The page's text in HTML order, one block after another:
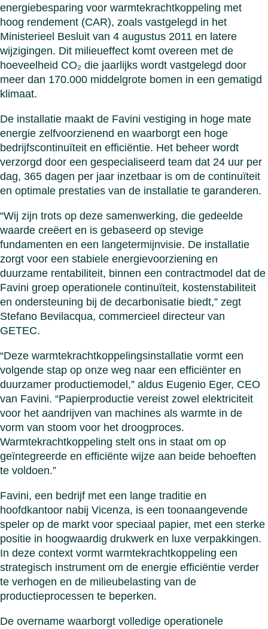
energiebesparing voor warmtekrachtkoppeling met
hoog rendement (CAR), zoals vastgelegd in het
Ministerieel Besluit van 4 augustus 2011 en latere
wijzigingen. Dit milieueffect komt overeen met de
hoeveelheid CO₂ die jaarlijks wordt vastgelegd door
meer dan 170.000 middelgrote bomen in een gematigd
klimaat.
De installatie maakt de Favini vestiging in hoge mate
energie zelfvoorzienend en waarborgt een hoge
bedrijfscontinuïteit en efficiëntie. Het beheer wordt
verzorgd door een gespecialiseerd team dat 24 uur per
dag, 365 dagen per jaar inzetbaar is om de continuïteit
en optimale prestaties van de installatie te garanderen.
“Wij zijn trots op deze samenwerking, die gedeelde
waarde creëert en is gebaseerd op stevige
fundamenten en een langetermijnvisie. De installatie
zorgt voor een stabiele energievoorziening en
duurzame rentabiliteit, binnen een contractmodel dat de
Favini groep operationele continuïteit, kostenstabiliteit
en ondersteuning bij de decarbonisatie biedt,” zegt
Stefano Bevilacqua, commercieel directeur van
GETEC.
“Deze warmtekrachtkoppelingsinstallatie vormt een
volgende stap op onze weg naar een efficiënter en
duurzamer productiemodel,” aldus Eugenio Eger, CEO
van Favini. “Papierproductie vereist zowel elektriciteit
voor het aandrijven van machines als warmte in de
vorm van stoom voor het droogproces.
Warmtekrachtkoppeling stelt ons in staat om op
geïntegreerde en efficiënte wijze aan beide behoeften
te voldoen.”
Favini, een bedrijf met een lange traditie en
hoofdkantoor nabij Vicenza, is een toonaangevende
speler op de markt voor speciaal papier, met een sterke
positie in hoogwaardig drukwerk en luxe verpakkingen.
In deze context vormt warmtekrachtkoppeling een
strategisch instrument om de energie efficiëntie verder
te verhogen en de milieubelasting van de
productieprocessen te beperken.
De overname waarborgt volledige operationele